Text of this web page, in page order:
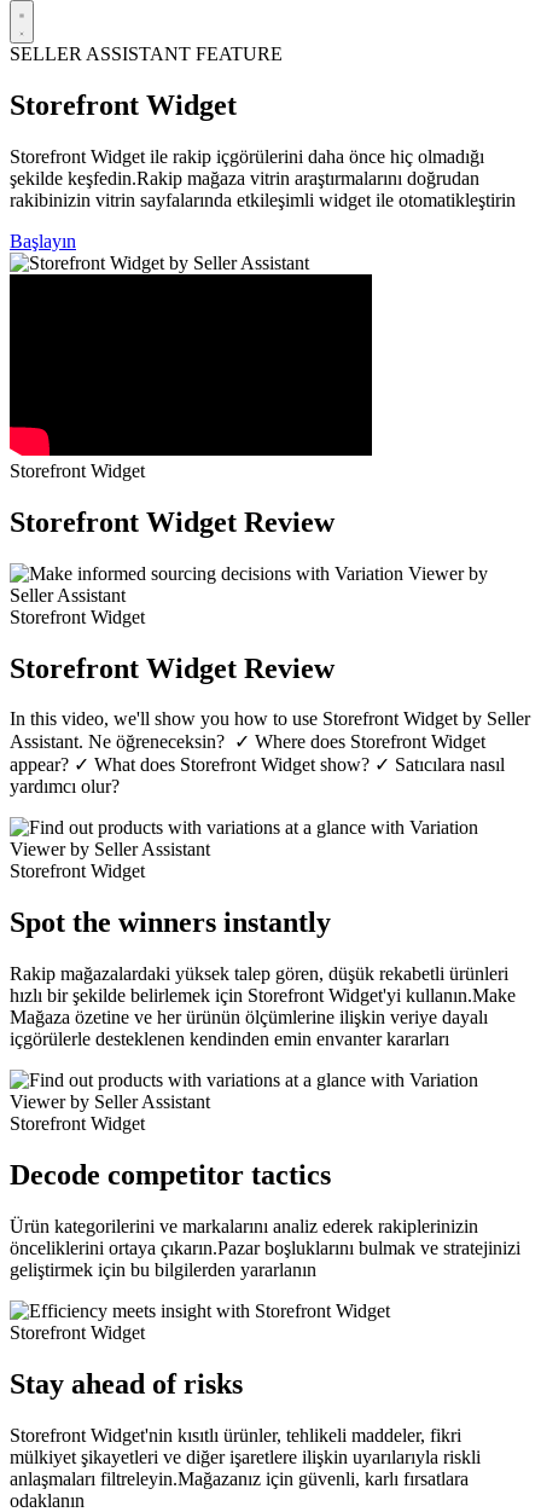
SELLER ASSISTANT FEATURE
Storefront Widget
Storefront Widget ile rakip içgörülerini daha önce hiç olmadığı
şekilde keşfedin.Rakip mağaza vitrin araştırmalarını doğrudan
rakibinizin vitrin sayfalarında etkileşimli widget ile otomatikleştirin
Başlayın
Storefront Widget
Storefront Widget Review
Storefront Widget
Storefront Widget Review
In this video, we'll show you how to use Storefront Widget by Seller
Assistant. Ne öğreneceksin? ‍ ✓ Where does Storefront Widget
appear? ✓ What does Storefront Widget show? ✓ Satıcılara nasıl
yardımcı olur?
Storefront Widget
Spot the winners instantly
Rakip mağazalardaki yüksek talep gören, düşük rekabetli ürünleri
hızlı bir şekilde belirlemek için Storefront Widget'yi kullanın.Make
Mağaza özetine ve her ürünün ölçümlerine ilişkin veriye dayalı
içgörülerle desteklenen kendinden emin envanter kararları
Storefront Widget
Decode competitor tactics
Ürün kategorilerini ve markalarını analiz ederek rakiplerinizin
önceliklerini ortaya çıkarın.Pazar boşluklarını bulmak ve stratejinizi
geliştirmek için bu bilgilerden yararlanın
Storefront Widget
Stay ahead of risks
Storefront Widget'nin kısıtlı ürünler, tehlikeli maddeler, fikri
mülkiyet şikayetleri ve diğer işaretlere ilişkin uyarılarıyla riskli
anlaşmaları filtreleyin.Mağazanız için güvenli, karlı fırsatlara
odaklanın